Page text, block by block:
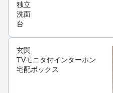
独立
洗面
台
玄関
TVモニタ付インターホン
宅配ボックス